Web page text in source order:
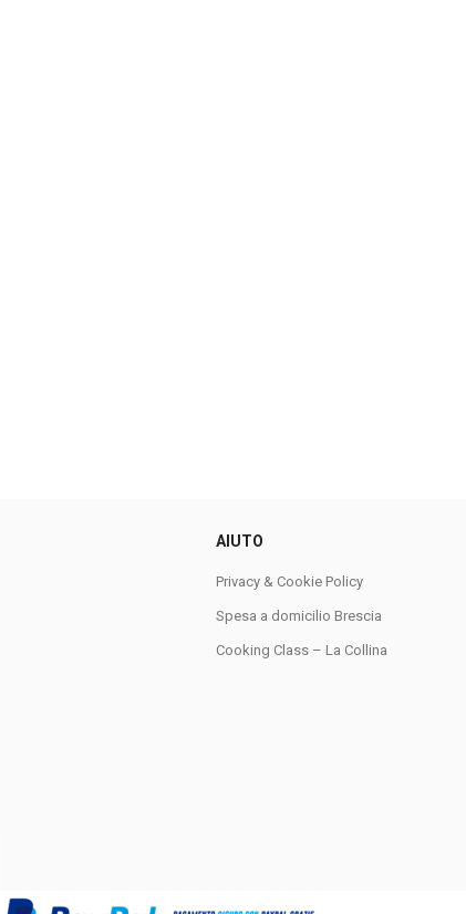
AIUTO
Privacy & Cookie Policy
Spesa a domicilio Brescia
Cooking Class – La Collina